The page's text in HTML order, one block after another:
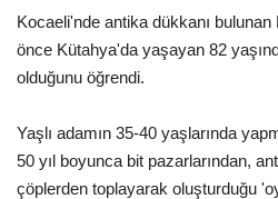
İş İlanları
Londra
Kocaeli'nde antika dükkanı
önce Kütahya'da yaşayan 82
olduğunu öğrendi.
Yaşlı adamın 35-40 yaşlarında
50 yıl boyunca bit pazarlarından,
çöplerden toplayarak oluşturduğu